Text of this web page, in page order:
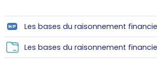
Section outline
Les bases du raisonnement
Les bases du raisonnement